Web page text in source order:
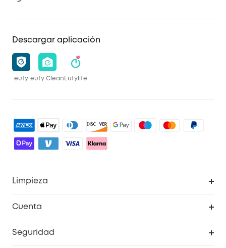
Descargar aplicación
eufy eufy Clean Eufylife
Limpieza
Cuenta
Seguridad